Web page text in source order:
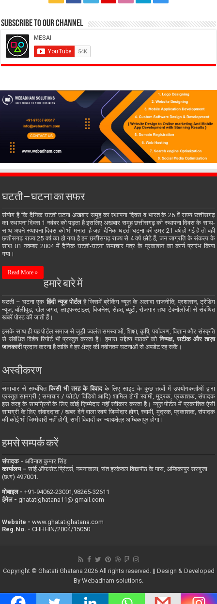
Subscribe to our Channel
घटती – घटना का सफर
संयोग है कि दैनिक घटती घटना अखबार समूह का स्थापना दिवस व भारत के 26 वें राज्य छत्तीसगढ़
का स्थापना दिवस 1 नवंबर को पड़ता है इसलिए अखबार समूह छत्तीसगढ़ की स्थापना दिवस के साथ-
साथ अपने स्थापना दिवस को भी मनाता है जहां दैनिक घटती घटना की उम्र 21 वर्ष हो गई है तो वही
छत्तीसगढ़ राज्य 25 वर्ष का हो गया है हम छत्तीसगढ़ राज्य से 4 वर्ष छोटे हैं, जन जाग्रति के संकल्प के
साथ 01 नवम्बर 2004 में दैनिक घटती-घटना समाचार पत्र के प्रकाशन का कार्य प्रारंभ किया
गया।
Read More »
हमारे बारे में
घटती – घटना एक हिंदी न्यूज़ पोर्टलहै जिसमें ब्रेकिंग न्यूज़ के अलावा राजनीति, प्रशासन, ट्रेंडिंग
न्यूज़, बॉलीवुड, खेल जगत, लाइफस्टाइल, बिजनेस, सेहत, ब्यूटी, रोजगार तथा टेक्नोलॉजी से संबंधित
खबरें पोस्ट की जाती हैं।
इसके साथ ही यह पोर्टल समाज से जुड़ी ज्वलंत समस्याओं, शिक्षा, कृषि, पर्यावरण, विज्ञान और संस्कृति
से संबंधित विशेष रिपोर्ट भी प्रस्तुत करता है। हमारा उद्देश्य पाठकों कोनिष्पक्ष, सटीक और ताज़ा
जानकारीप्रदान करना है ताकि वे हर क्षेत्र की नवीनतम घटनाओं से अपडेट रह सकें।
अस्वीकरण
समाचार से सम्बंधितकिसी भी तरह के विवादके लिए साइट के कुछ तत्वों में उपयोगकर्ताओं द्वारा
प्रस्तुत सामग्री ( समाचार / फोटो/ विडियो आदि) शामिल होगी स्वामी, मुद्रक, प्रकाशक, संपादक
इस तरह के सामग्रियों के लिए कोई ज़िम्मेदार नहीं स्वीकार करता है। न्यूज़ पोर्टल में प्रकाशित ऐसी
सामग्री के लिए संवाददाता / खबर देने वाला स्वयं जिम्मेदार होगा, स्वामी, मुद्रक, प्रकाशक, संपादक
की कोई भी जिम्मेदारी नहीं होगी, सभी विवादों का न्यायक्षेत्र अम्बिकापुर होगा।
हमसे सम्पर्क करें
संपादक -अविनाश कुमार सिंह
कार्यालय –सांई ऑफसेट प्रिंटर्स, नमनाकला, संत हरकेवल विद्यापीठ के पास, अम्बिकापुर सरगुजा
(छ.ग) 497001.
मोबाइल - ‪+91-94062-23001‬,98265-32611
ईमेल -ghatatighatana11@ gmail.com
Website -www.ghatatighatana.com
Reg.No. -CHHHIN/2004/15050
Copyright © Ghatati Ghatana 2026 All rights reserved. || Design & Developed
By Webadham solutions.